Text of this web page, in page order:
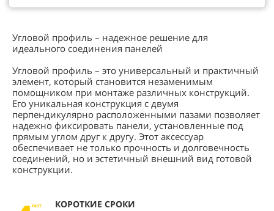
Угловой профиль – надежное решение для
идеального соединения панелей
Угловой профиль – это универсальный и практичный
элемент, который становится незаменимым
помощником при монтаже различных конструкций.
Его уникальная конструкция с двумя
перпендикулярно расположенными пазами позволяет
надежно фиксировать панели, установленные под
прямым углом друг к другу. Этот аксессуар
обеспечивает не только прочность и долговечность
соединений, но и эстетичный внешний вид готовой
конструкции.
КОРОТКИЕ СРОКИ